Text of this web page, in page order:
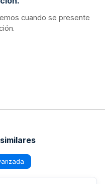
cuando se presente